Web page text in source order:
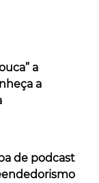
a
a
de podcast